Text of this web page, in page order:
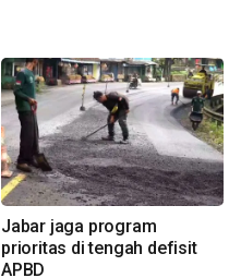
Jabar jaga program
prioritas di tengah defisit
APBD